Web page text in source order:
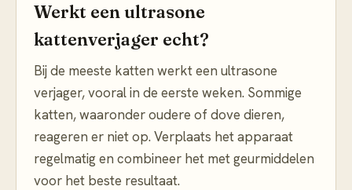
Werkt een ultrasone
kattenverjager echt?
Bij de meeste katten werkt een ultrasone
verjager, vooral in de eerste weken. Sommige
katten, waaronder oudere of dove dieren,
reageren er niet op. Verplaats het apparaat
regelmatig en combineer het met geurmiddelen
voor het beste resultaat.